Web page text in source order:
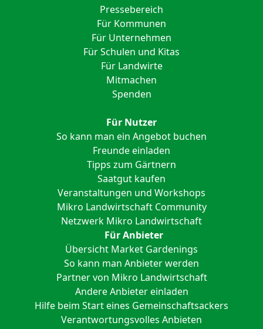
Pressebereich
Für Kommunen
Für Unternehmen
Für Schulen und Kitas
Für Landwirte
Mitmachen
Spenden
Für Nutzer
So kann man ein Angebot buchen
Freunde einladen
Tipps zum Gärtnern
Saatgut kaufen
Veranstaltungen und Workshops
Mikro Landwirtschaft Community
Netzwerk Mikro Landwirtschaft
Für Anbieter
Übersicht Market Gardenings
So kann man Anbieter werden
Partner von Mikro Landwirtschaft
Andere Anbieter einladen
Hilfe beim Start eines Gemeinschaftsackers
Verantwortungsvolles Anbieten